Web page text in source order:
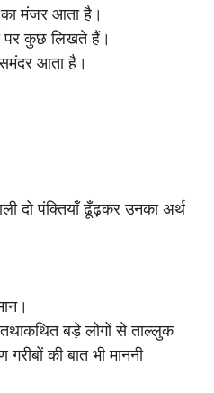
मंजर आता है।
पर कुछ लिखते हैं।
आता है।
दो पंक्तियाँ ढूँढ़कर उनका अर्थ
बड़े लोगों से ताल्लुक
की बात भी माननी